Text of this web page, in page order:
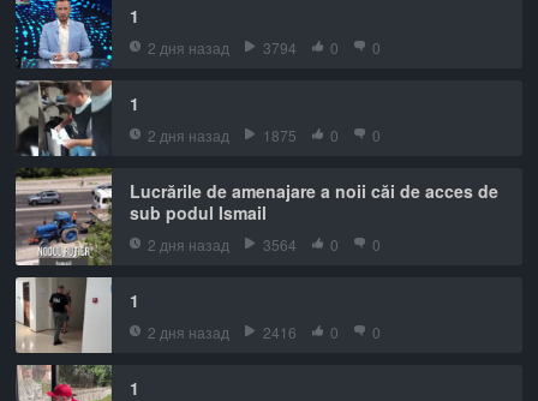
1
2 дня назад 3794 0 0
1
2 дня назад 1875 0 0
Lucrările de amenajare a noii căi de acces de
sub podul Ismail
2 дня назад 3564 0 0
1
2 дня назад 2416 0 0
1